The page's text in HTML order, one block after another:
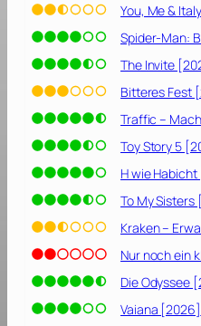
You, Me &
Spider-Man:
The Invite
Bitteres Fest
Traffic –
Toy Story 5
H wie
To My Sisters
Kraken –
Nur noch ein
Die Odyssee
Vaiana [2026]